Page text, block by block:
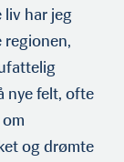
liv har jeg
regionen,
nye felt, ofte
og drømte